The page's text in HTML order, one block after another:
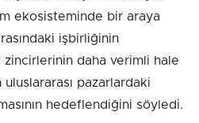
ekosisteminde bir araya
işbirliğinin
daha verimli hale
pazarlardaki
hedeflendiğini söyledi.